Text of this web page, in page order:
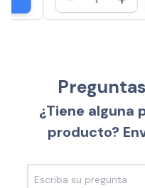
¿Tiene alguna
producto?